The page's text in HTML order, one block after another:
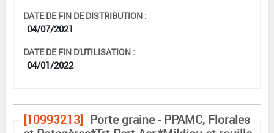
DATE DE FIN DE DISTRIBUTION :
04/07/2021
DATE DE FIN D'UTILISATION :
04/01/2022
[10993213] Porte graine - PPAMC, Florales